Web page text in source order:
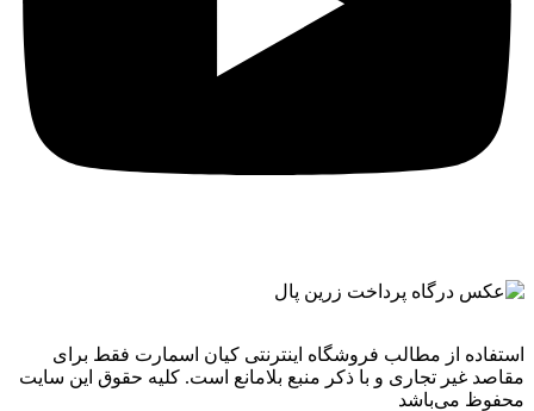
استفاده از مطالب فروشگاه اینترنتی کیان اسمارت فقط برای
مقاصد غیر تجاری و با ذکر منبع بلامانع است. کليه حقوق اين سايت
محفوظ می‌باشد